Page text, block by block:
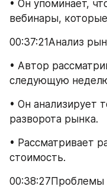
• Он упоминает,
вебинары,
00:37:21Анализ
• Автор
следующую
• Он анализирует
разворота рынка.
• Рассматривает
стоимость.
00:38:27Проблемы